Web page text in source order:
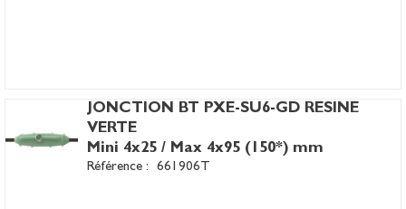
JONCTION BT PXE-SU6-GD RESINE
VERTE
Mini 4x25 / Max 4x95 (150*) mm
Référence : 661906T